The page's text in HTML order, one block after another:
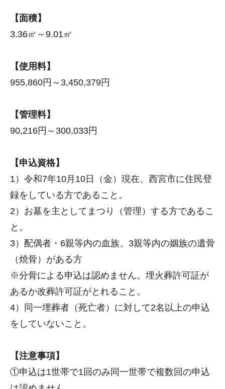
【面積】
3.36㎡～9.01㎡
【使用料】
955,860円～3,450,379円
【管理料】
90,216円～300,033円
【申込資格】
1）令和7年10月10日（金）現在、西宮市に住民登
録をしている方であること。
2）お墓を主としてまつり（管理）する方であるこ
と。
3）配偶者・6親等内の血族、3親等内の姻族の遺骨
（焼骨）がある方
※分骨による申込は認めません。埋火葬許可証が
あるか改葬許可証がとれること。
4）同一埋葬者（死亡者）に対して2名以上の申込
をしていないこと。
【注意事項】
①申込は1世帯で1回のみ同一世帯で複数回の申込